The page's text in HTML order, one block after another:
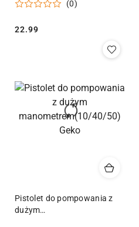
(0)
Cena:
22.99
Pistolet do pompowania z
dużym